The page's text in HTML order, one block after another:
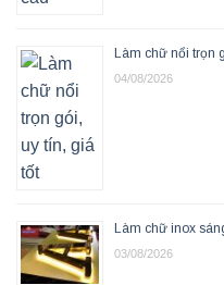
Làm chữ nổi trọn
04/08/2026
Làm chữ inox
03/08/2026